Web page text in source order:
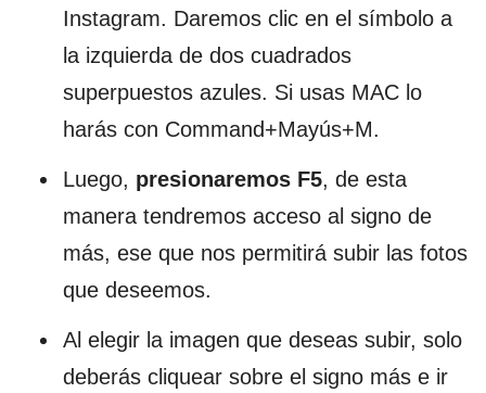
Instagram. Daremos clic en el símbolo a
la izquierda de dos cuadrados
superpuestos azules. Si usas MAC lo
harás con Command+Mayús+M.
Luego, presionaremos F5, de esta
manera tendremos acceso al signo de
más, ese que nos permitirá subir las fotos
que deseemos.
Al elegir la imagen que deseas subir, solo
deberás cliquear sobre el signo más e ir